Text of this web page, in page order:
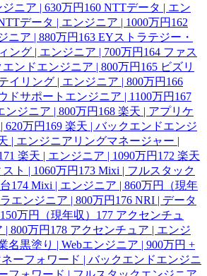
ニア | 630万円 160 NTTデータ | エン
データ | エンジニア | 1000万円 162
ニア | 880万円 163 EYストラテジー・
ング | エンジニア | 700万円 164 ファス
ンドエンジニア | 800万円 165 ビズリ
イリング | エンジニア | 800万円 166
ドサポートエンジニア | 1100万円 167
ジニア | 800万円 168 楽天 | アプリケ
620万円 169 楽天 | バックエンドエンジ
| エンジニアリングマネージャー |
楽天 | エンジニア | 1090万円 172 楽天
ト | 1060万円 173 Mixi | フルスタック
174 Mixi | エンジニア | 860万円（現年
エンジニア | 800万円 176 NRI | データ
万円（現年収） 177 アクセンチュ
800万円 178 アクセンチュア | エンジ
名黒塗り | Webエンジニア | 900万円 +
ーフォワード | バックエンドエンジニ